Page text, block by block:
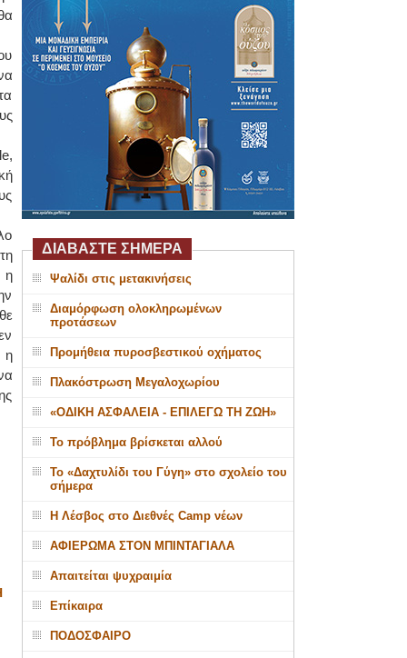
η
η
ΔΙΑΒΑΣΤΕ ΣΗΜΕΡΑ
Ψαλίδι στις μετακινήσεις
Διαμόρφωση ολοκληρωμένων
προτάσεων
Προμήθεια πυροσβεστικού οχήματος
Πλακόστρωση Μεγαλοχωρίου
«ΟΔΙΚΗ ΑΣΦΑΛΕΙΑ - ΕΠΙΛΕΓΩ ΤΗ ΖΩΗ»
Το πρόβλημα βρίσκεται αλλού
Το «Δαχτυλίδι του Γύγη» στο σχολείο του
σήμερα
Η Λέσβος στο Διεθνές Camp νέων
ΑΦΙΕΡΩΜΑ ΣΤΟΝ ΜΠΙΝΤΑΓΙΑΛΑ
Απαιτείται ψυχραιμία
Επίκαιρα
ΠΟΔΟΣΦΑΙΡΟ